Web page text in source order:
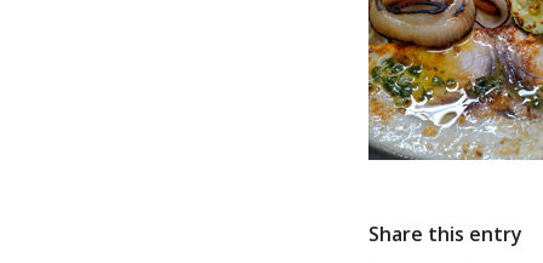
Share this entry